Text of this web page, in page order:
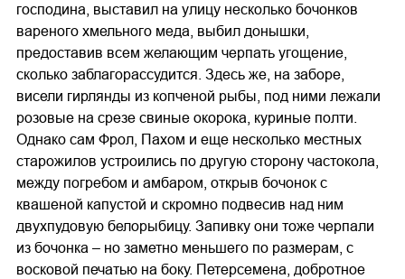
господина, выставил на улицу несколько бочонков
вареного хмельного меда, выбил донышки,
предоставив всем желающим черпать угощение,
сколько заблагорассудится. Здесь же, на заборе,
висели гирлянды из копченой рыбы, под ними лежали
розовые на срезе свиные окорока, куриные полти.
Однако сам Фрол, Пахом и еще несколько местных
старожилов устроились по другую сторону частокола,
между погребом и амбаром, открыв бочонок с
квашеной капустой и скромно подвесив над ним
двухпудовую белорыбицу. Запивку они тоже черпали
из бочонка – но заметно меньшего по размерам, с
восковой печатью на боку. Петерсемена, добротное